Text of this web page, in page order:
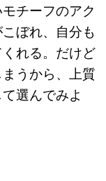
チーフのアク
ぼれ、自分も
れる。だけど
うから、上質
選んでみよ